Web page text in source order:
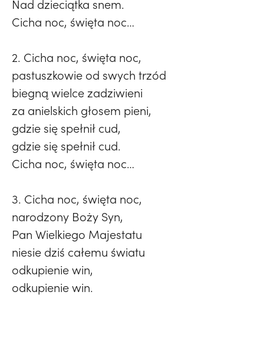
Nad dzieciątka snem.
Cicha noc, święta noc…
2. Cicha noc, święta noc,
pastuszkowie od swych trzód
biegną wielce zadziwieni
za anielskich głosem pieni,
gdzie się spełnił cud,
gdzie się spełnił cud.
Cicha noc, święta noc…
3. Cicha noc, święta noc,
narodzony Boży Syn,
Pan Wielkiego Majestatu
niesie dziś całemu światu
odkupienie win,
odkupienie win.